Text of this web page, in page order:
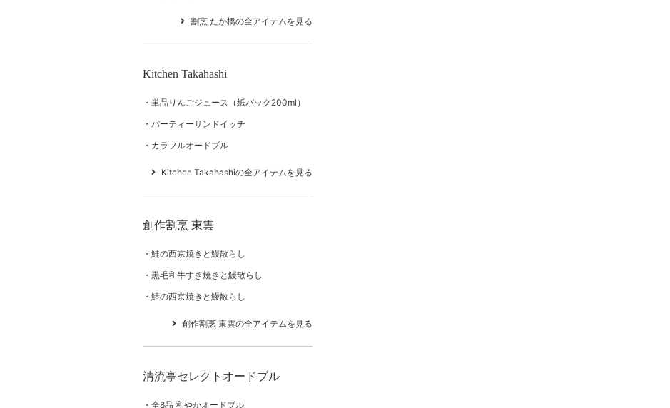
割烹 たか橋の全アイテムを見る
Kitchen Takahashi
単品りんごジュース（紙パック200ml）
パーティーサンドイッチ
カラフルオードブル
Kitchen Takahashiの全アイテムを見る
創作割烹 東雲
鮭の西京焼きと鰻散らし
黒毛和牛すき焼きと鰻散らし
鰆の西京焼きと鰻散らし
創作割烹 東雲の全アイテムを見る
清流亭セレクトオードブル
全8品 和やかオードブル